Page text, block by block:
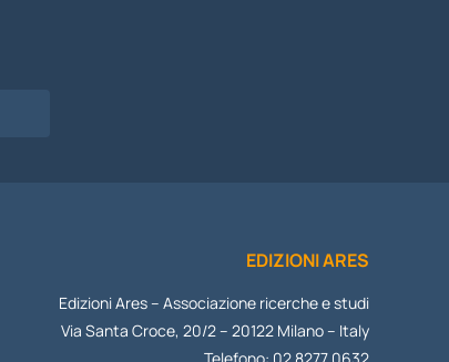
EDIZIONI ARES
Edizioni Ares – Associazione ricerche e studi
Via Santa Croce, 20/2 – 20122 Milano – Italy
Telefono: 02 8277 0632